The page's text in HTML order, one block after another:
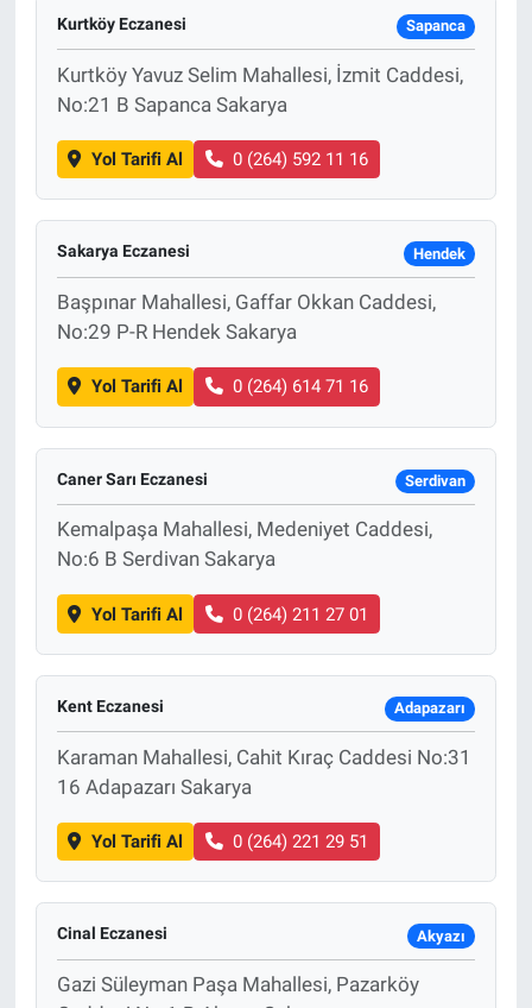
Kurtköy Eczanesi Sapanca
Kurtköy Yavuz Selim Mahallesi, İzmit Caddesi,
No:21 B Sapanca Sakarya
Yol Tarifi Al 0 (264) 592 11 16
Sakarya Eczanesi Hendek
Başpınar Mahallesi, Gaffar Okkan Caddesi,
No:29 P-R Hendek Sakarya
Yol Tarifi Al 0 (264) 614 71 16
Caner Sarı Eczanesi Serdivan
Kemalpaşa Mahallesi, Medeniyet Caddesi,
No:6 B Serdivan Sakarya
Yol Tarifi Al 0 (264) 211 27 01
Kent Eczanesi Adapazarı
Karaman Mahallesi, Cahit Kıraç Caddesi No:31
16 Adapazarı Sakarya
Yol Tarifi Al 0 (264) 221 29 51
Cinal Eczanesi Akyazı
Gazi Süleyman Paşa Mahallesi, Pazarköy